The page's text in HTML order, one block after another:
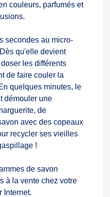
couleurs, parfumés et
secondes au micro-
qu'elle devient
les différents
de faire couler la
quelques minutes, le
démouler une
de
avec des copeaux
recycler ses vieilles
!
de savon
à la vente chez votre
Internet.